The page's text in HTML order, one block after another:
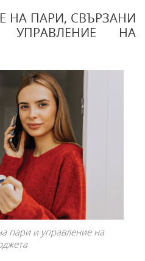
НА ПАРИ, СВЪРЗАНИ
НА
пари и управление на